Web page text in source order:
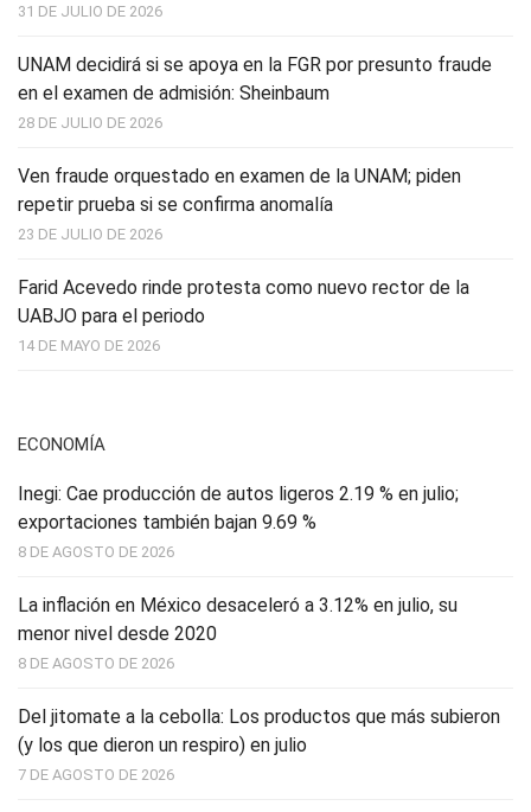
31 DE JULIO DE 2026
UNAM decidirá si se apoya en la FGR por presunto fraude
en el examen de admisión: Sheinbaum
28 DE JULIO DE 2026
Ven fraude orquestado en examen de la UNAM; piden
repetir prueba si se confirma anomalía
23 DE JULIO DE 2026
Farid Acevedo rinde protesta como nuevo rector de la
UABJO para el periodo
14 DE MAYO DE 2026
ECONOMÍA
Inegi: Cae producción de autos ligeros 2.19 % en julio;
exportaciones también bajan 9.69 %
8 DE AGOSTO DE 2026
La inflación en México desaceleró a 3.12% en julio, su
menor nivel desde 2020
8 DE AGOSTO DE 2026
Del jitomate a la cebolla: Los productos que más subieron
(y los que dieron un respiro) en julio
7 DE AGOSTO DE 2026